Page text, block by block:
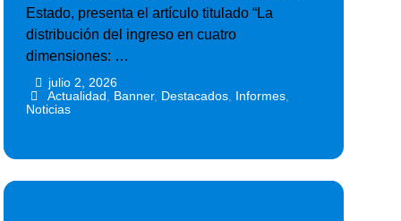
Estado, presenta el artículo titulado “La
distribución del ingreso en cuatro
dimensiones: …
julio 2, 2026
Actualidad Banner, Destacados, Informes,
Noticias